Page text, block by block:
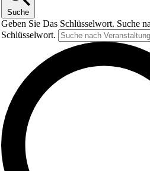
Suche
Geben Sie Das Schlüsselwort. Suche
Schlüsselwort.